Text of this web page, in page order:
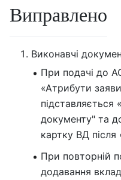
Виправлено
Виконавчі
При подачі до
«Атрибути
підставляється
документу" та
картку ВД після
При повторній
додавання